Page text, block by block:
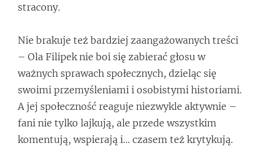
stracony.
Nie brakuje też bardziej zaangażowanych treści
– Ola Filipek nie boi się zabierać głosu w
ważnych sprawach społecznych, dzieląc się
swoimi przemyśleniami i osobistymi historiami.
A jej społeczność reaguje niezwykle aktywnie –
fani nie tylko lajkują, ale przede wszystkim
komentują, wspierają i… czasem też krytykują.